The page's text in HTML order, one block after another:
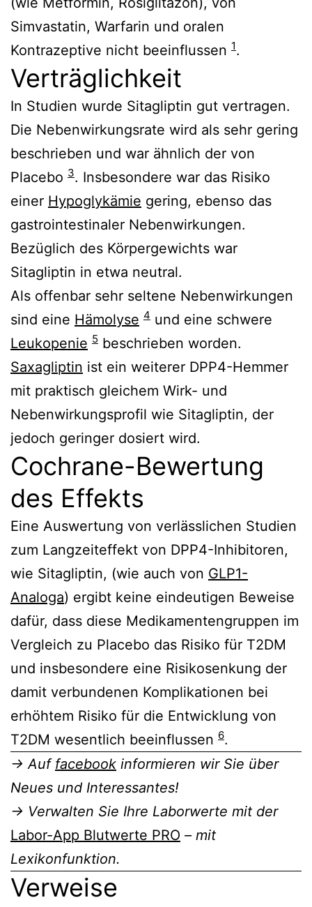
Simvastatin, Warfarin und oralen
Kontrazeptive nicht beeinflussen 1.
Verträglichkeit
In Studien wurde Sitagliptin gut vertragen.
Die Nebenwirkungsrate wird als sehr gering
beschrieben und war ähnlich der von
Placebo 3. Insbesondere war das Risiko
einer Hypoglykämie gering, ebenso das
gastrointestinaler Nebenwirkungen.
Bezüglich des Körpergewichts war
Sitagliptin in etwa neutral.
Als offenbar sehr seltene Nebenwirkungen
sind eine Hämolyse 4 und eine schwere
Leukopenie 5 beschrieben worden.
Saxagliptin ist ein weiterer DPP4-Hemmer
mit praktisch gleichem Wirk- und
Nebenwirkungsprofil wie Sitagliptin, der
jedoch geringer dosiert wird.
Cochrane-Bewertung
des Effekts
Eine Auswertung von verlässlichen Studien
zum Langzeiteffekt von DPP4-Inhibitoren,
wie Sitagliptin, (wie auch von GLP1-
Analoga) ergibt keine eindeutigen Beweise
dafür, dass diese Medikamentengruppen im
Vergleich zu Placebo das Risiko für T2DM
und insbesondere eine Risikosenkung der
damit verbundenen Komplikationen bei
erhöhtem Risiko für die Entwicklung von
T2DM wesentlich beeinflussen 6.
→ Auf facebook informieren wir Sie über
Neues und Interessantes!
→ Verwalten Sie Ihre Laborwerte mit der
Labor-App Blutwerte PRO – mit
Lexikonfunktion.
Verweise